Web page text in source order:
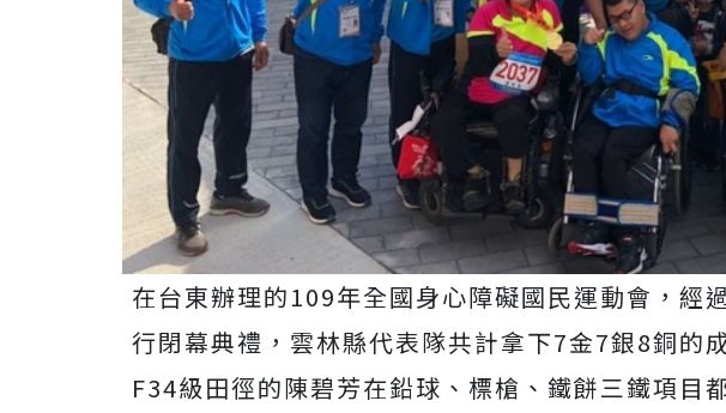
在台東辦理的109年全國身心障礙國民運動會，經
行閉幕典禮，雲林縣代表隊共計拿下7金7銀8銅的
F34級田徑的陳碧芳在鉛球、標槍、鐵餅三鐵項目